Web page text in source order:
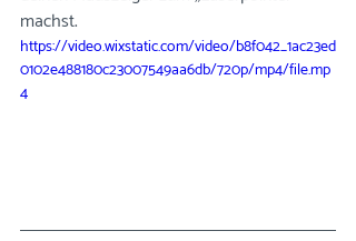
machst.
https://video.wixstatic.com/video/b8f042_1ac23ed
0102e488180c23007549aa6db/720p/mp4/file.mp
4